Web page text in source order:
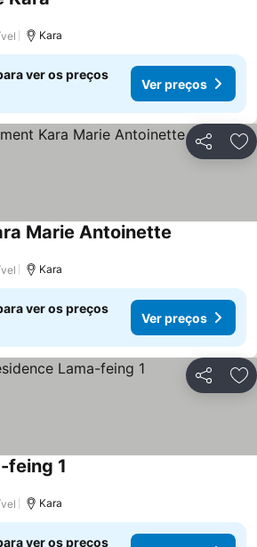
Kara
ver os preços
Ver preços
Partilhar
Marie Antoinette
Kara
ver os preços
Ver preços
Partilhar
feing 1
Kara
ver os preços